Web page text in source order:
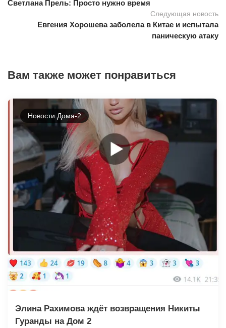
Светлана Прель: Просто нужно время
Следующая новость
Евгения Хорошева заболела в Китае и испытала
паническую атаку
Вам также может понравиться
Новости Дома-2
Элина Рахимова ждёт возвращения Никиты
Гуранды на Дом 2